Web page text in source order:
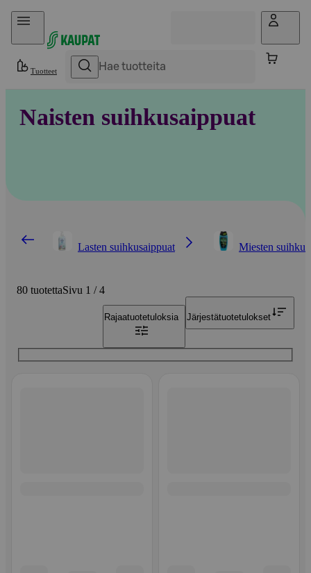
Hyppää sisältöön
Tuotteet
Naisten suihkusaippuat
Lasten suihkusaippuat Miesten
80 tuotettaSivu 1 / 4
Rajaatuotetuloksia Järjestätuotetulokset